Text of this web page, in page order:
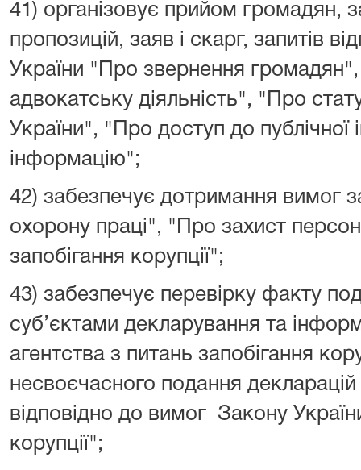
41) організовує прийом громадян,
пропозицій, заяв і скарг, запитів
України "Про звернення
адвокатську діяльність", "Про
України", "Про доступ до публічної
інформацію";
42) забезпечує дотримання вимог
охорону праці", "Про захист
запобігання корупції";
43) забезпечує перевірку факту
суб’єктами декларування та
агентства з питань запобігання
несвоєчасного подання
відповідно до вимог Закону
корупції";